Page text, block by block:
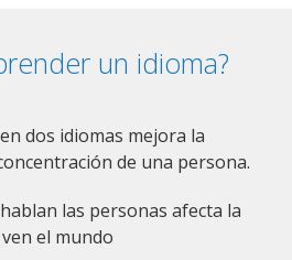
un idioma?
dos idiomas mejora la
de una persona.
las personas afecta la
el mundo